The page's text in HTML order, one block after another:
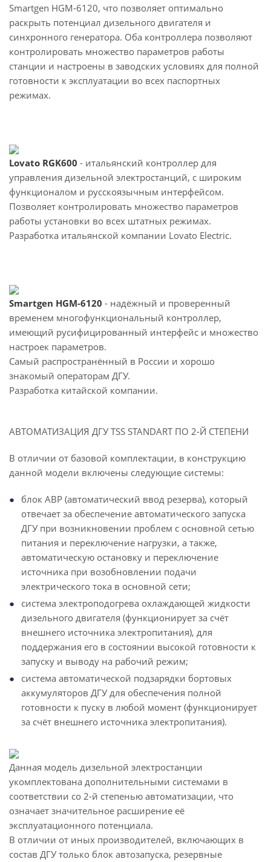
Smartgen HGM-6120, что позволяет оптимально
раскрыть потенциал дизельного двигателя и
синхронного генератора. Оба контроллера позволяют
контролировать множество параметров работы
станции и настроены в заводских условиях для полной
готовности к эксплуатации во всех паспортных
режимах.
Lovato RGK600 - итальянский контроллер для
управления дизельной электростанций, с широким
функционалом и русскоязычным интерфейсом.
Позволяет контролировать множество параметров
работы установки во всех штатных режимах.
Разработка итальянской компании Lovato Electric.
Smartgen HGM-6120 - надёжный и проверенный
временем многофункциональный контроллер,
имеющий русифицированный интерфейс и множество
настроек параметров.
Самый распространённый в России и хорошо
знакомый операторам ДГУ.
Разработка китайской компании.
АВТОМАТИЗАЦИЯ ДГУ TSS STANDART ПО 2-Й СТЕПЕНИ
В отличии от базовой комплектации, в конструкцию
данной модели включены следующие системы:
блок АВР (автоматический ввод резерва), который
отвечает за обеспечение автоматического запуска
ДГУ при возникновении проблем с основной сетью
питания и переключение нагрузки, а также,
автоматическую остановку и переключение
источника при возобновлении подачи
электрического тока в основной сети;
система электроподогрева охлаждающей жидкости
дизельного двигателя (функционирует за счёт
внешнего источника электропитания), для
поддержания его в состоянии высокой готовности к
запуску и выводу на рабочий режим;
система автоматической подзарядки бортовых
аккумуляторов ДГУ для обеспечения полной
готовности к пуску в любой момент (функционирует
за счёт внешнего источника электропитания).
Данная модель дизельной электростанции
укомплектована дополнительными системами в
соответствии со 2-й степенью автоматизации, что
означает значительное расширение её
эксплуатационного потенциала.
В отличии от иных производителей, включающих в
состав ДГУ только блок автозапуска, резервные